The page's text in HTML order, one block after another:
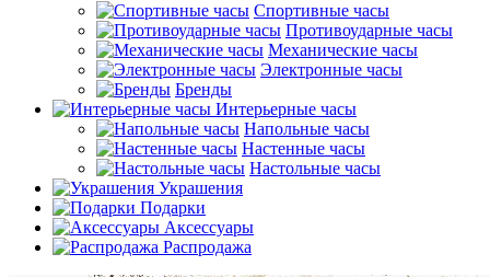
Спортивные часы
Противоударные часы
Механические часы
Электронные часы
Бренды
Интерьерные часы
Напольные часы
Настенные часы
Настольные часы
Украшения
Подарки
Аксессуары
Распродажа